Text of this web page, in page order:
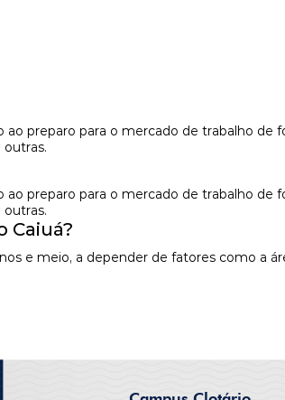
preparo para o mercado de trabalho de
preparo para o mercado de trabalho de
Caiuá?
e meio, a depender de fatores como a